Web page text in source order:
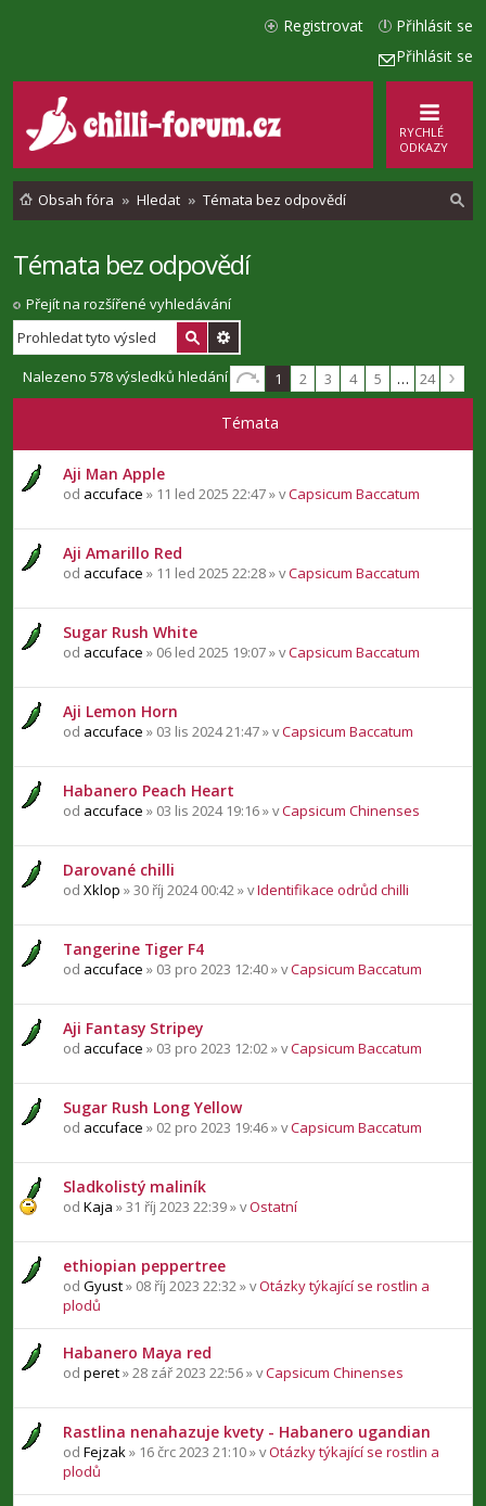
Přihlásit se
Přihlásit se
Registrovat
RYCHLÉ
ODKAZY
Obsah fóra Hledat Témata bez odpovědí
Témata bez odpovědí
Přejít na rozšířené vyhledávání
Nalezeno 578 výsledků hledání 1 2 3 4 5 … 24
Témata
Aji Man Apple
od accuface » 11 led 2025 22:47 » vCapsicum Baccatum
Aji Amarillo Red
od accuface » 11 led 2025 22:28 » vCapsicum Baccatum
Sugar Rush White
od accuface » 06 led 2025 19:07 » vCapsicum Baccatum
Aji Lemon Horn
od accuface » 03 lis 2024 21:47 » vCapsicum Baccatum
Habanero Peach Heart
od accuface » 03 lis 2024 19:16 » vCapsicum Chinenses
Darované chilli
od Xklop » 30 říj 2024 00:42 » vIdentifikace odrůd chilli
Tangerine Tiger F4
od accuface » 03 pro 2023 12:40 » vCapsicum Baccatum
Aji Fantasy Stripey
od accuface » 03 pro 2023 12:02 » vCapsicum Baccatum
Sugar Rush Long Yellow
od accuface » 02 pro 2023 19:46 » vCapsicum Baccatum
Sladkolistý maliník
od Kaja » 31 říj 2023 22:39 » vOstatní
ethiopian peppertree
od Gyust» 08 říj 2023 22:32 » vOtázky týkající se rostlin a
plodů
Habanero Maya red
od peret» 28 zář 2023 22:56 » vCapsicum Chinenses
Rastlina nenahazuje kvety - Habanero ugandian
od Fejzak » 16 črc 2023 21:10 » vOtázky týkající se rostlin a
plodů